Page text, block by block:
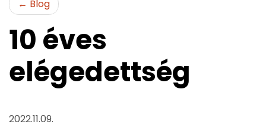
Blog
10 éves
elégedettség
2022.11.09.